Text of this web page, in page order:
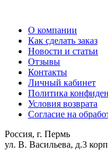
О компании
Как сделать заказ
Новости и статьи
Отзывы
Контакты
Личный кабинет
Политика
Условия возврата
Согласие на
Россия, г. Пермь
ул. В. Васильева, д.3